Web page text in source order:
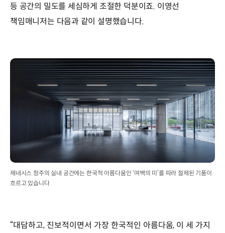
등 공간의 밀도를 세심하게 조절한 덕분이죠. 이영선
책임매니저는 다음과 같이 설명했습니다.
제네시스 청주의 실내 공간에는 한국적 아름다움인 ‘여백의 미’를 따라 절제된 기품이
흐르고 있습니다
“대담하고, 진보적이면서 가장 한국적인 아름다움, 이 세 가지